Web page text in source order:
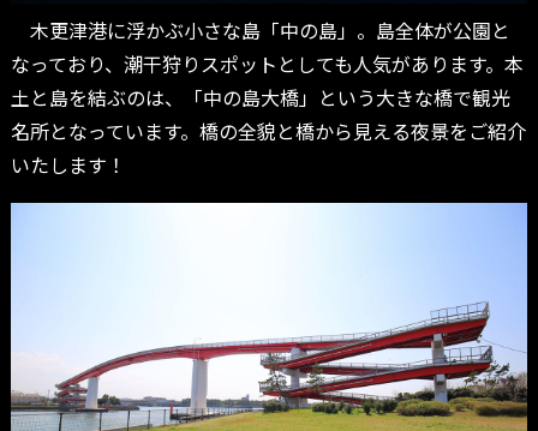
木更津港に浮かぶ小さな島「中の島」。島全体が公園と
なっており、潮干狩りスポットとしても人気があります。本
土と島を結ぶのは、「中の島大橋」という大きな橋で観光
名所となっています。橋の全貌と橋から見える夜景をご紹介
いたします！